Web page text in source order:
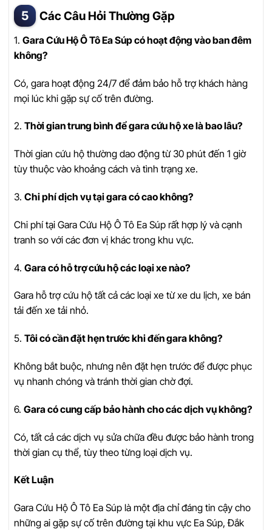
Các Câu Hỏi Thường Gặp
1. Gara Cứu Hộ Ô Tô Ea Súp có hoạt động vào ban đêm
không?
Có, gara hoạt động 24/7 để đảm bảo hỗ trợ khách hàng
mọi lúc khi gặp sự cố trên đường.
2. Thời gian trung bình để gara cứu hộ xe là bao lâu?
Thời gian cứu hộ thường dao động từ 30 phút đến 1 giờ
tùy thuộc vào khoảng cách và tình trạng xe.
3. Chi phí dịch vụ tại gara có cao không?
Chi phí tại Gara Cứu Hộ Ô Tô Ea Súp rất hợp lý và cạnh
tranh so với các đơn vị khác trong khu vực.
4. Gara có hỗ trợ cứu hộ các loại xe nào?
Gara hỗ trợ cứu hộ tất cả các loại xe từ xe du lịch, xe bán
tải đến xe tải nhỏ.
5. Tôi có cần đặt hẹn trước khi đến gara không?
Không bắt buộc, nhưng nên đặt hẹn trước để được phục
vụ nhanh chóng và tránh thời gian chờ đợi.
6. Gara có cung cấp bảo hành cho các dịch vụ không?
Có, tất cả các dịch vụ sửa chữa đều được bảo hành trong
thời gian cụ thể, tùy theo từng loại dịch vụ.
Kết Luận
Gara Cứu Hộ Ô Tô Ea Súp là một địa chỉ đáng tin cậy cho
những ai gặp sự cố trên đường tại khu vực Ea Súp, Đắk